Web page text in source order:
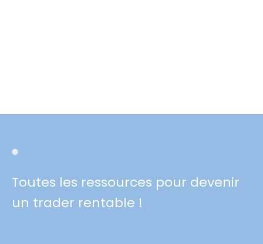
Toutes les ressources pour devenir
un trader rentable !